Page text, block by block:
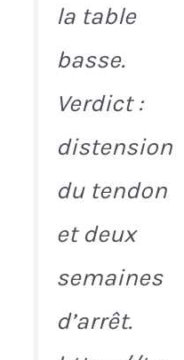
la table
basse.
Verdict :
distension
du tendon
et deux
semaines
d’arrêt.